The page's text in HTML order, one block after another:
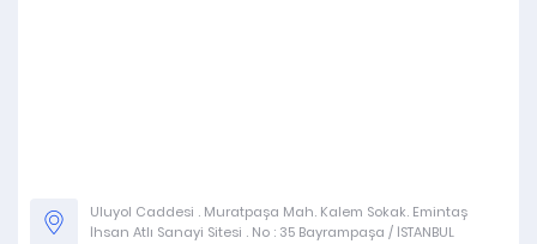
Uluyol Caddesi . Muratpaşa Mah. Kalem Sokak. Emintaş
İhsan Atlı Sanayi Sitesi . No : 35 Bayrampaşa / İSTANBUL